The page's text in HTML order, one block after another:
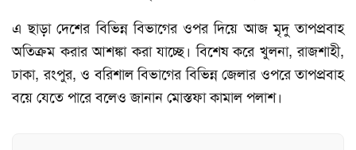
এ ছাড়া দেশের বিভিন্ন বিভাগের ওপর দিয়ে আজ মৃদু তাপপ্রবাহ
অতিক্রম করার আশঙ্কা করা যাচ্ছে। বিশেষ করে খুলনা, রাজশাহী,
ঢাকা, রংপুর, ও বরিশাল বিভাগের বিভিন্ন জেলার ওপরে তাপপ্রবাহ
বয়ে যেতে পারে বলেও জানান মোস্তফা কামাল পলাশ।